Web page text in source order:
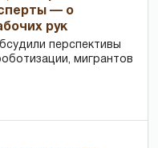
— о
рук
перспективы
мигрантов